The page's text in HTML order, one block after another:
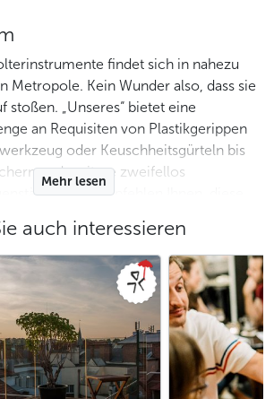
findet sich in nahezu
Metropole. Kein Wunder also, dass sie
stoßen. „Unseres“ bietet eine
an Requisiten von Plastikgerippen
oder Keuschheitsgürteln bis
und weitere zweifellos
Wir empfehlen Ihnen, diese
Sie kein Fan gutaussehender
Dieses monströse Museum, wie es
gleichen Kalibers die Regel ist, können
– Sie stoßen in derAltstadtdarauf,
geht, aber auch in der Straße
Mehr lesen
auch interessieren